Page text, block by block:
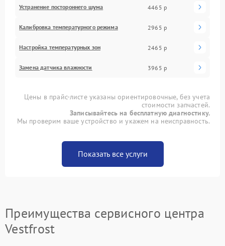
Устранение постороннего шума 4465 р
Калибровка температурного режима 2965 р
Настройка температурных зон 2465 р
Замена датчика влажности 3965 р
Цены в прайс-листе указаны ориентировочные, без учета
стоимости запчастей.
Записывайтесь на бесплатную диагностику.
Мы проверим ваше устройство и укажем на неисправность.
Показать все услуги
Преимущества сервисного центра
Vestfrost